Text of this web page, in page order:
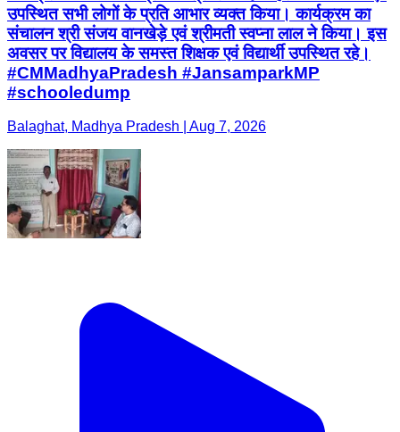
उपस्थित सभी लोगों के प्रति आभार व्यक्त किया। कार्यक्रम का
संचालन श्री संजय वानखेड़े एवं श्रीमती स्वप्ना लाल ने किया। इस
अवसर पर विद्यालय के समस्त शिक्षक एवं विद्यार्थी उपस्थित रहे।
#CMMadhyaPradesh #JansamparkMP
#schooledump
Balaghat, Madhya Pradesh | Aug 7, 2026